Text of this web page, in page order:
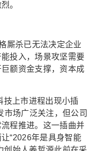
。
厮杀已无法决定企业
投入，场景攻坚需要
额资金支撑，资本成
技上市进程出现小插
市场广泛关注，但公司
程推进。这一插曲并
“2026年是具身智能